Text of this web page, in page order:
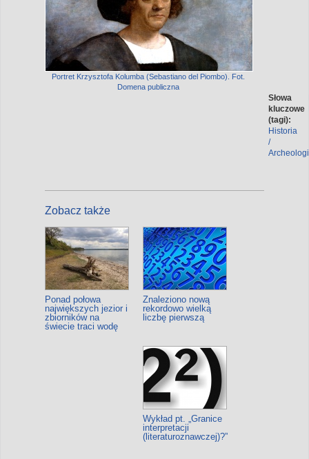
Portret Krzysztofa Kolumba (Sebastiano del Piombo). Fot.
Domena publiczna
Słowa
kluczowe
(tagi):
Historia
/
Zobacz także
Ponad połowa
największych jezior i
zbiorników na
świecie traci wodę
Znaleziono nową
rekordowo wielką
liczbę pierwszą
Wykład pt. „Granice
interpretacji
(literaturoznawczej)?”